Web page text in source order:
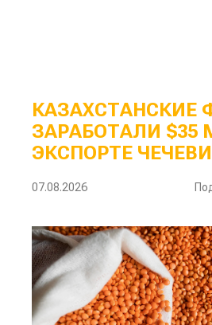
КАЗАХСТАНСКИЕ
ЗАРАБОТАЛИ $35
ЭКСПОРТЕ
07.08.2026